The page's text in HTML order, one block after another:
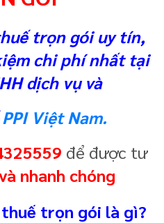
trọn gói uy tín,
chi phí nhất tại
dịch vụ và
PPI Việt Nam.
để được tư
nhanh chóng
trọn gói là gì?